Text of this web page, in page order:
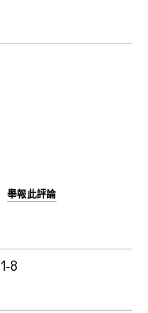
舉報此評論
1-8